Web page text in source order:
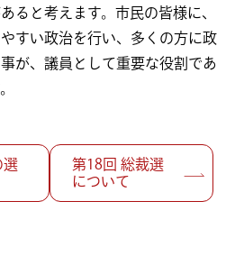
ると考えます。市民の皆様に、
すい政治を行い、多くの方に政
が、議員として重要な役割であ
選
第18回 総裁選
について